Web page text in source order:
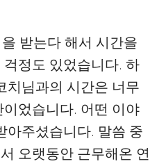
받는다 해서 시간을
정도 있었습니다. 하
치님과의 시간은 너무
었습니다. 어떤 이야
아주셨습니다. 말씀 중
오랫동안 근무해온 연